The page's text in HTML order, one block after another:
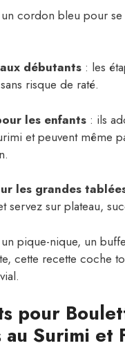
un cordon bleu pour
débutants : les
risque de raté.
les enfants : ils
et peuvent même
les grandes
servez sur plateau,
pique-nique, un
cette recette coche
pour
Surimi et